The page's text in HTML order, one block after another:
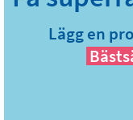
Lägg en